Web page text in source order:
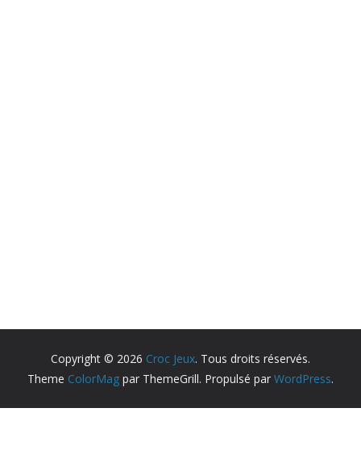
Copyright © 2026 Croc Jeux. Tous droits réservés.
Theme ColorMag par ThemeGrill. Propulsé par WordPress.